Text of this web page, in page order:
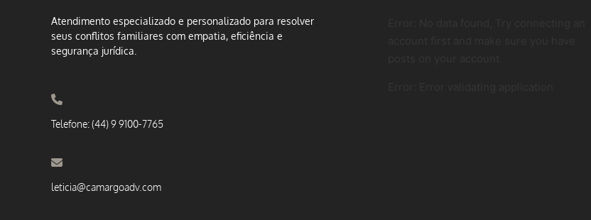
Atendimento especializado e personalizado para resolver
seus conflitos familiares com empatia, eficiência e
segurança jurídica.
Telefone: (44) 9 9100-7765
leticia@camargoadv.com